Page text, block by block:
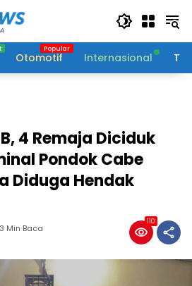
Otomotif Internasional
4 Remaja Diciduk
Pondok Cabe
Diduga Hendak
3 Min Baca
110